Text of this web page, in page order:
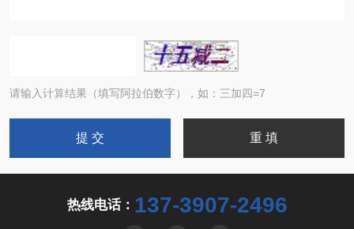
请输入计算结果（填写阿拉伯数字），如：三加四=7
热线电话： 137-3907-2496